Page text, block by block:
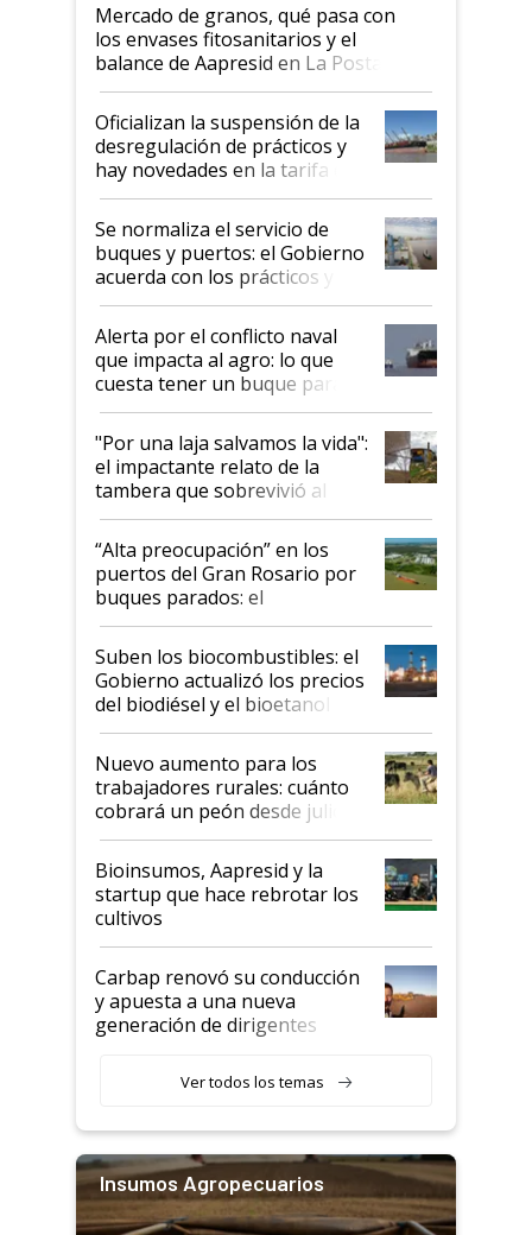
Mercado de granos, qué pasa con
los envases fitosanitarios y el
balance de Aapresid en La Posta
Oficializan la suspensión de la
desregulación de prácticos y
hay novedades en la tarifa de
la hidrovía
Se normaliza el servicio de
buques y puertos: el Gobierno
acuerda con los prácticos y
suspende el decreto de
desregulación
Alerta por el conflicto naval
que impacta al agro: lo que
cuesta tener un buque parado
y el peligro de que Argentina
pase a ser "país sucio"
"Por una laja salvamos la vida":
el impactante relato de la
tambera que sobrevivió al
tornado
“Alta preocupación” en los
puertos del Gran Rosario por
buques parados: el
funcionamiento de las
exportadoras en tensión tras
la medida de fuerza de los
prácticos
Suben los biocombustibles: el
Gobierno actualizó los precios
del biodiésel y el bioetanol
Nuevo aumento para los
trabajadores rurales: cuánto
cobrará un peón desde julio
Bioinsumos, Aapresid y la
startup que hace rebrotar los
cultivos
Carbap renovó su conducción
y apuesta a una nueva
generación de dirigentes
Ver todos los temas
Insumos Agropecuarios